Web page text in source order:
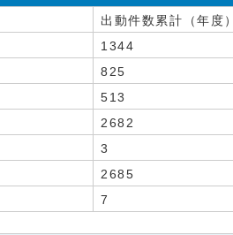
出動件数累計（年度）
1344
825
513
2682
3
2685
7